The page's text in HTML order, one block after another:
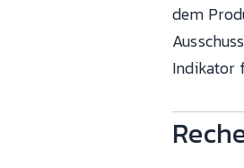
dem
Indikator